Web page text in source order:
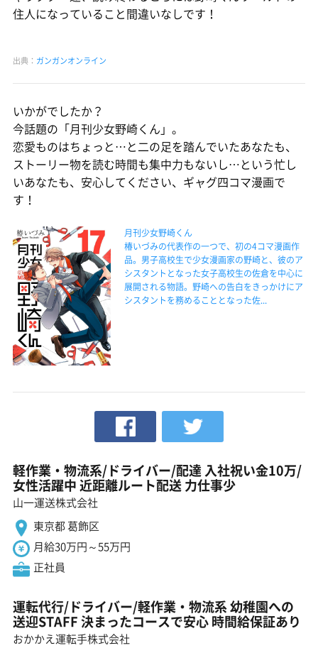
住人になっていること間違いなしです！
出典： ガンガンオンライン
いかがでしたか？
今話題の「月刊少女野崎くん」。
恋愛ものはちょっと…と二の足を踏んでいたあなたも、
ストーリー物を読む時間も集中力もないし…という忙し
いあなたも、安心してください、ギャグ四コマ漫画で
す！
月刊少女野崎くん
椿いづみの代表作の一つで、初の4コマ漫画作
品。男子高校生で少女漫画家の野崎と、彼のア
シスタントとなった女子高校生の佐倉を中心に
展開される物語。野崎への告白をきっかけにア
シスタントを務めることとなった佐...
軽作業・物流系/ドライバー/配達 入社祝い金10万/
女性活躍中 近距離ルート配送 力仕事少
山一運送株式会社
東京都 葛飾区
月給30万円～55万円
正社員
運転代行/ドライバー/軽作業・物流系 幼稚園への
送迎STAFF 決まったコースで安心 時間給保証あり
おかかえ運転手株式会社